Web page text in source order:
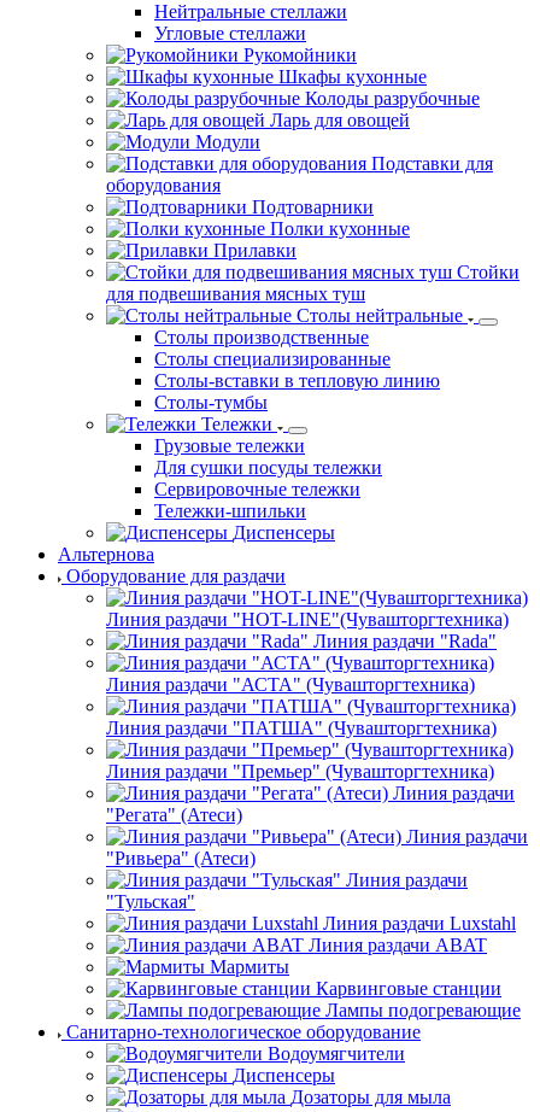
Нейтральные стеллажи
Угловые стеллажи
Рукомойники
Шкафы кухонные
Колоды разрубочные
Ларь для овощей
Модули
Подставки для
оборудования
Подтоварники
Полки кухонные
Прилавки
Стойки
для подвешивания мясных туш
Столы нейтральные
Столы производственные
Столы специализированные
Столы-вставки в тепловую линию
Столы-тумбы
Тележки
Грузовые тележки
Для сушки посуды тележки
Сервировочные тележки
Тележки-шпильки
Диспенсеры
Альтернова
Оборудование для раздачи
Линия раздачи "HOT-LINE"(Чувашторгтехника)
Линия раздачи "Rada"
Линия раздачи "АСТА" (Чувашторгтехника)
Линия раздачи "ПАТША" (Чувашторгтехника)
Линия раздачи "Премьер" (Чувашторгтехника)
Линия раздачи
"Регата" (Атеси)
Линия раздачи
"Ривьера" (Атеси)
Линия раздачи
"Тульская"
Линия раздачи Luxstahl
Линия раздачи ABAT
Мармиты
Карвинговые станции
Лампы подогревающие
Санитарно-технологическое оборудование
Водоумягчители
Диспенсеры
Дозаторы для мыла